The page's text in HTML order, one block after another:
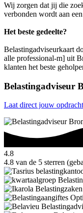
Wij zorgen dat jij die
verbonden wordt aan
Het beste gedeelte?
Belastingadviseurkaart
alle professional-m] uit
klanten het beste
Belastingadviseur
Laat direct jouw
4.8
4.8 van de 5 sterren